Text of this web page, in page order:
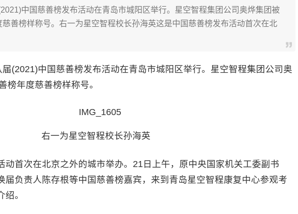
中国慈善榜发布活动在青岛市城阳区举行。星空智程集团公司奥烨集团被
善榜样称号。右一为星空智程校长孙海英这是中国慈善榜发布活动首次在北
中国慈善榜发布活动在青岛市城阳区举行。星空智程集团公司奥
榜年度慈善榜样称号。
右一为星空智程校长孙海英
首次在北京之外的城市举办。21日上午，原中央国家机关工委副书
届负责人陈存根等中国慈善榜嘉宾，来到青岛星空智程康复中心参观考
。